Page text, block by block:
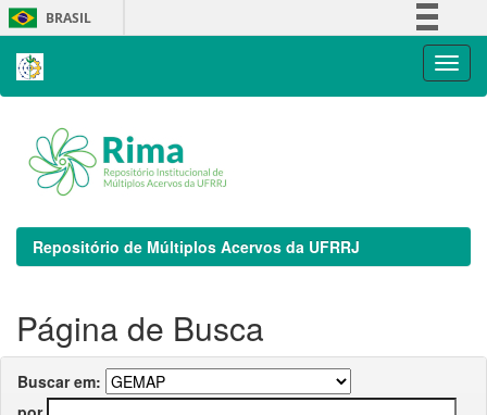
Skip
navigation
BRASIL
Repositório de Múltiplos Acervos da UFRRJ
Página de Busca
Buscar em: